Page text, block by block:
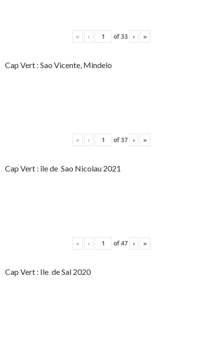
« ‹ of33 › »
Cap Vert : Sao Vicente, Mindelo
« ‹ of37 › »
Cap Vert : île de Sao Nicolau 2021
« ‹ of47 › »
Cap Vert : Ile de Sal 2020